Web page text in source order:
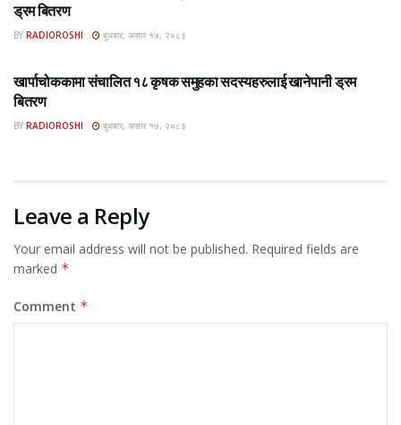
ड्रम बितरण
BY RADIOROSHI बुधबार, असार १७, २०८३
खार्पाचोककामा संचालित १८ कृषक समुहका सदस्यहरुलाई खानेपानी ड्रम
बितरण
BY RADIOROSHI बुधबार, असार १७, २०८३
Leave a Reply
Your email address will not be published. Required fields are
marked *
Comment *